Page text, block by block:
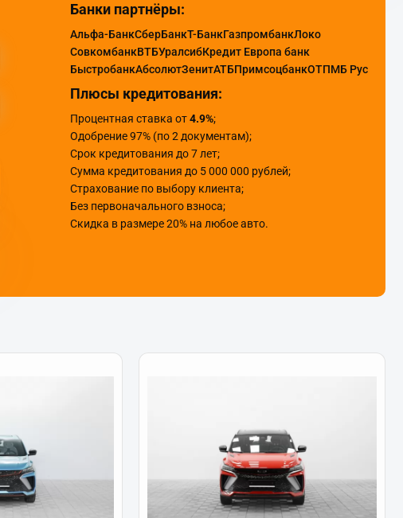
Банки партнёры:
Альфа-БанкСберБанкТ-БанкГазпромбанкЛоко
СовкомбанкВТБУралсибКредит Европа банк
БыстробанкАбсолютЗенитАТБПримсоцбанкОТПМБ Рус
Плюсы кредитования:
Процентная ставка от4.9%;
Одобрение 97% (по 2 документам);
Срок кредитования до 7 лет;
Сумма кредитования до 5 000 000 рублей;
Страхование по выбору клиента;
Без первоначального взноса;
Скидка в размере 20% на любое авто.